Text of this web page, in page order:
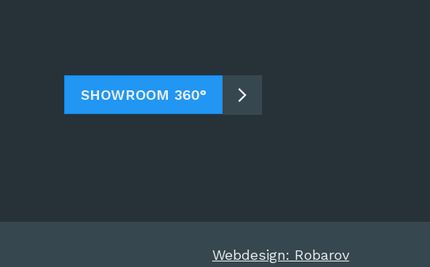
SHOWROOM 360°
Webdesign: Robarov